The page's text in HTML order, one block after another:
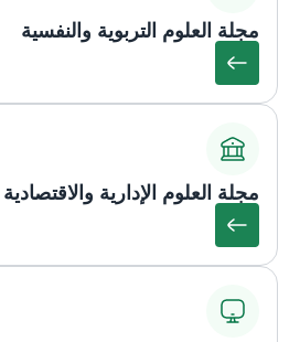
مجلة العلوم التربوية والنفسية
مجلة العلوم الإدارية والاقتصادية